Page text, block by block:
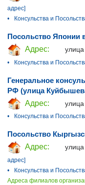
адрес]
•
Консульства и
Посольство Японии
Адрес:
улица
•
Консульства и
Генеральное
РФ (улица
Адрес:
•
Консульства и
Посольство
Адрес:
адрес]
•
Консульства и
Адреса филиалов